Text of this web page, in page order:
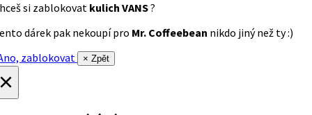
si zablokovat kulich VANS?
dárek pak nekoupí pro Mr. Coffeebean nikdo jiný než ty :)
zablokovat
× Zpět